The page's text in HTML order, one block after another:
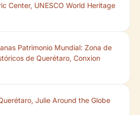
Center, UNESCO World Heritage
Patrimonio Mundial: Zona de
de Querétaro, Conxion
Julie Around the Globe